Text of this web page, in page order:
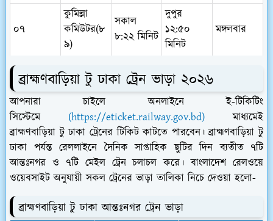
০৭
কুমিল্লা
কমিউটর(৮
৯)
সকাল
৮:২২ মিনিট
দুপুর
১২:৫০
মিনিট
মঙ্গলবার
ব্রাহ্মণবাড়িয়া টু ঢাকা ট্রেন ভাড়া ২০২৬
আপনারা চাইলে অনলাইনে ই-টিকিটিং
সিস্টেমে (https://eticket.railway.gov.bd) মাধ্যমেই
ব্রাহ্মণবাড়িয়া টু ঢাকা ট্রেনের টিকিট কাটতে পারবেন। ব্রাহ্মণবাড়িয়া টু
ঢাকা পর্যন্ত রেললাইনে দৈনিক সাপ্তাহিক ছুটির দিন ব্যতীত ৭টি
আন্তঃনগর ও ৭টি মেইল ট্রেন চলাচল করে। বাংলাদেশ রেলওয়ে
ওয়েবসাইট অনুযায়ী সকল ট্রেনের ভাড়া তালিকা নিচে দেওয়া হলো-
ব্রাহ্মণবাড়িয়া টু ঢাকা আন্তঃনগর ট্রেন ভাড়া